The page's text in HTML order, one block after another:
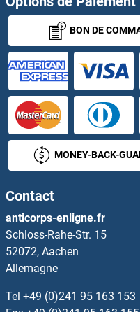
PAWR Kits ELISA
PAX3 and PAX7 Binding
PAX4 Kits ELISA
PAX5 Kits ELISA
PAX6 Kits ELISA
PAX8 Kits ELISA
PAX9 Kits ELISA
Paxillin Kits ELISA
PBK Kits ELISA
BON DE
MONEY-BACK-
Contact
anticorps-enligne.fr
Schloss-Rahe-Str. 15
52072, Aachen
Allemagne
Tel +49 (0)241 95 163 153